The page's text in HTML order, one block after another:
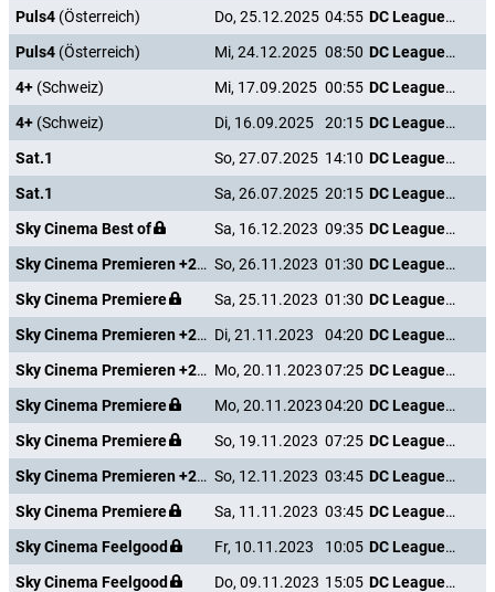
Puls4 (Österreich) Do, 25.12.2025 04:55
DC League of Super-Pets
Puls4 (Österreich) Mi, 24.12.2025 08:50
DC League of Super-Pets
4+ (Schweiz) Mi, 17.09.2025 00:55
DC League of Super-Pets
4+ (Schweiz) Di, 16.09.2025 20:15
DC League of Super-Pets
Sat.1
So, 27.07.2025 14:10
DC League of Super-Pets
Sat.1
Sa, 26.07.2025 20:15
DC League of Super-Pets
Sky Cinema Best of
Sa, 16.12.2023 09:35
DC League of Super-Pets
Sky Cinema Premieren +24 So, 26.11.2023 01:30
DC League of Super-Pets
Sky Cinema Premiere
Sa, 25.11.2023 01:30
DC League of Super-Pets
Sky Cinema Premieren +24 Di, 21.11.2023 04:20
DC League of Super-Pets
Sky Cinema Premieren +24 Mo, 20.11.202307:25
DC League of Super-Pets
Sky Cinema Premiere
Mo, 20.11.202304:20
DC League of Super-Pets
Sky Cinema Premiere
So, 19.11.2023 07:25
DC League of Super-Pets
Sky Cinema Premieren +24 So, 12.11.2023 03:45
DC League of Super-Pets
Sky Cinema Premiere
Sa, 11.11.2023 03:45
DC League of Super-Pets
Sky Cinema Feelgood
Fr, 10.11.2023 10:05
DC League of Super-Pets
Sky Cinema Feelgood
Do, 09.11.2023 15:05
DC League of Super-Pets